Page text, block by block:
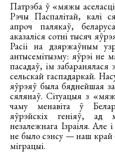
Патрэба ў «мяжы
Рэчы Паспалітай, калі
апроч палякаў,
аказаліся сотні тысяч
Расіі на дзяржаўным
антысемітызму: яўрэі не
пасадаў, ім
сельскай гаспадаркай.
яўрэяў была бяднейшая за
сялянаў. Сітуацыя з
чаму менавіта ў
яўрэйскіх геніяў, ад
незалежнага Ізраіля. Але
не было сэнсу — наш край
міграцыі.